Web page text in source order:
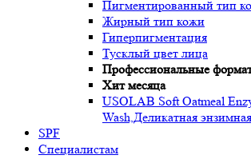
Пигментированный тип
Жирный тип кожи
Гиперпигментация
Тусклый цвет лица
Профессиональные
Хит месяца
USOLAB Soft Oatmeal
Wash,Деликатная
SPF
Специалистам